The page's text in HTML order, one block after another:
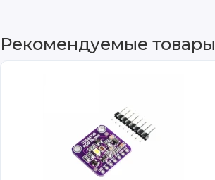
Рекомендуемые товары